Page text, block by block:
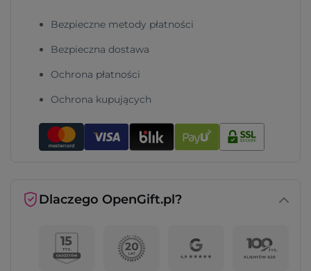
Bezpieczne metody płatności
Bezpieczna dostawa
Ochrona płatności
Ochrona kupujących
Dlaczego OpenGift.pl?